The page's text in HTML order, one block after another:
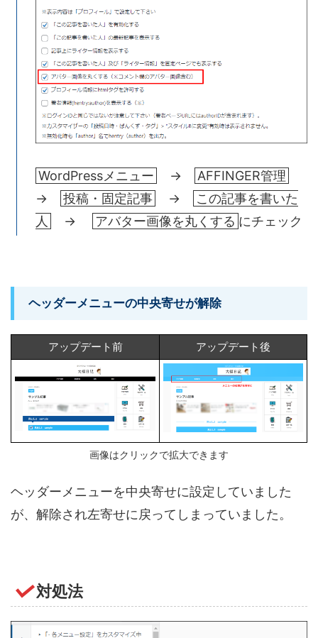
WordPressメニュー →
AFFINGER管理
→
投稿・固定記事 →
この記事を書いた
人
→ アバター画像を丸くする にチェック
ヘッダーメニューの中央寄せが解除
アップデート前 アップデート後
画像はクリックで拡大できます
ヘッダーメニューを中央寄せに設定していました
が、解除され左寄せに戻ってしまっていました。
対処法